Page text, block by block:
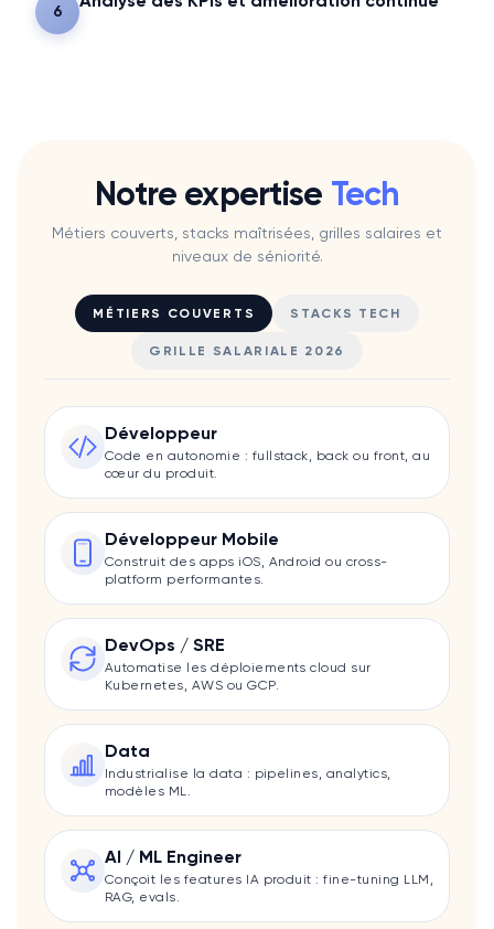
6
Notre expertise Tech
Métiers couverts, stacks maîtrisées, grilles salaires et
niveaux de séniorité.
MÉTIERS COUVERTS STACKS TECH
GRILLE SALARIALE 2026
Développeur
Code en autonomie : fullstack, back ou front, au
cœur du produit.
Développeur Mobile
Construit des apps iOS, Android ou cross-
platform performantes.
DevOps / SRE
Automatise les déploiements cloud sur
Kubernetes, AWS ou GCP.
Data
Industrialise la data : pipelines, analytics,
modèles ML.
AI / ML Engineer
Conçoit les features IA produit : fine-tuning LLM,
RAG, evals.